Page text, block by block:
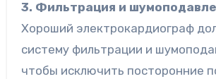
3. Фильтрация и
Хороший электрокардиограф
систему фильтрации и
чтобы исключить посторонние